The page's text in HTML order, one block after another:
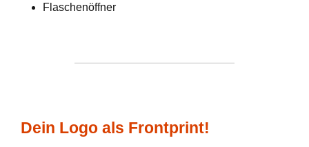
Flaschenöffner
Dein Logo als Frontprint!